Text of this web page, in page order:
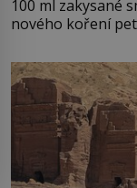
100 ml zakysané
nového koření